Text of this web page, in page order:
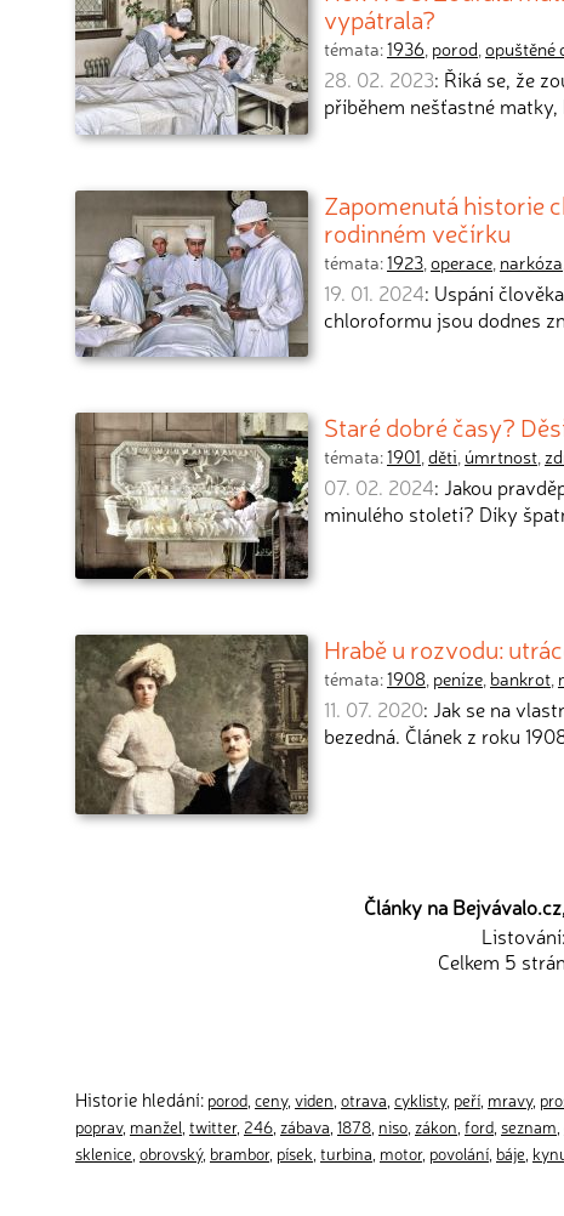
vypátrala?
témata:1936, porod,opuštěné
28. 02. 2023: Říká se, že
příběhem nešťastné matky,
Zapomenutá historie
rodinném večírku
témata:1923,operace, narkóza
19. 01. 2024: Uspání
chloroformu jsou dodnes
Staré dobré časy?
témata:1901,děti, úmrtnost,
07. 02. 2024: Jakou
minulého století? Díky
Hrabě u rozvodu:
témata:1908, peníze, bankrot,
11. 07. 2020: Jak se na
bezedná. Článek z roku
Články na
Listování:
Celkem 5
Historie hledání: porod ceny, viden otrava cyklisty, peří mravy,
poprav, manžel twitter, 246 zábava 1878 niso zákon ford seznam
sklenice obrovský, brambor, písek turbina motor, povolání báje